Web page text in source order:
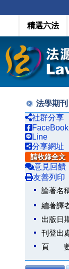
精選六法
法學期刊
社群分享
FaceBook
Line
分享網址
請收錄全文
意見回饋
友善列印
論著名
編著譯
出版日
刊登出
頁 數